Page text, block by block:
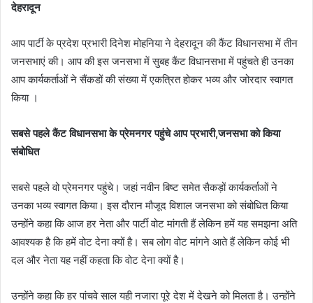
देहरादून
आप पार्टी के प्रदेश प्रभारी दिनेश मोहनिया ने देहरादून की कैंट विधानसभा में तीन
जनसभाएं की। आप की इस जनसभा में सुबह कैंट विधानसभा में पहुंचते ही उनका
आप कार्यकर्ताओं ने सैंकडों की संख्या में एकत्रित होकर भव्य और जोरदार स्वागत
किया ।
सबसे पहले कैंट विधानसभा के प्रेमनगर पहुंचे आप प्रभारी,जनसभा को किया
संबोधित
सबसे पहले वो प्रेमनगर पहुंचे। जहां नवीन बिष्ट समेत सैकड़ों कार्यकर्ताओं ने
उनका भव्य स्वागत किया। इस दौरान मौजूद विशाल जनसभा को संबोधित किया
उन्होंने कहा कि आज हर नेता और पार्टी वोट मांगती हैं लेकिन हमें यह समझना अति
आवश्यक है कि हमें वोट देना क्यों है। सब लोग वोट मांगने आते हैं लेकिन कोई भी
दल और नेता यह नहीं कहता कि वोट देना क्यों है।
उन्होंने कहा कि हर पांचवे साल यही नजारा पूरे देश में देखने को मिलता है। उन्होंने